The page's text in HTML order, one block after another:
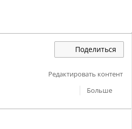
Поделиться
Редактировать контент
Больше